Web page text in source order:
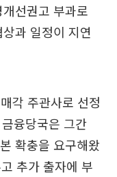
선권고 부과로
과 일정이 지연
각 주관사로 선정
융당국은 그간
확충을 요구해왔
추가 출자에 부